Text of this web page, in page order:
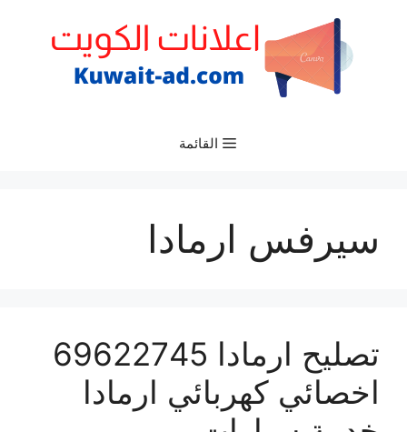
القائمة
سيرفس ارمادا
تصليح ارمادا 69622745
اخصائي كهربائي ارمادا